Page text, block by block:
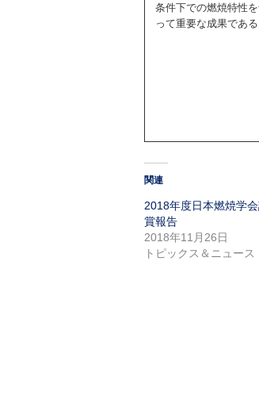
条件下での燃焼特性
って重要な成果である
関連
2018年度日本燃焼学
賞報告
2018年11月26日
トピックス＆ニュース